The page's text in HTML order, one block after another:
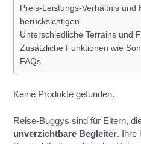
Preis-Leistungs-Verhältnis und
berücksichtigen
Unterschiedliche Terrains und
Zusätzliche Funktionen wie
FAQs
Keine Produkte gefunden.
Reise-Buggys sind für Eltern,
unverzichtbare Begleiter. Ihre